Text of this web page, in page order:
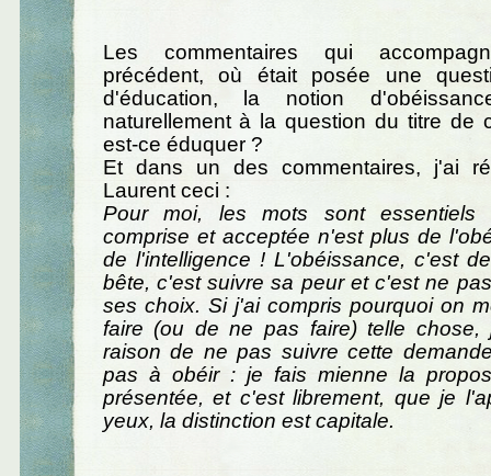
Les commentaires qui
précédent, où était posée une
d'éducation, la notion
naturellement à la question du titre de
est-ce éduquer ?
Et dans un des commentaires, j'ai
Laurent ceci :
Pour moi, les mots sont essentiels
comprise et acceptée n'est plus de
de l'intelligence ! L'obéissance, c'est
bête, c'est suivre sa peur et c'est ne
ses choix. Si j'ai compris pourquoi on
faire (ou de ne pas faire) telle chose,
raison de ne pas suivre cette
pas à obéir : je fais mienne la
présentée, et c'est librement, que je
yeux, la distinction est capitale.